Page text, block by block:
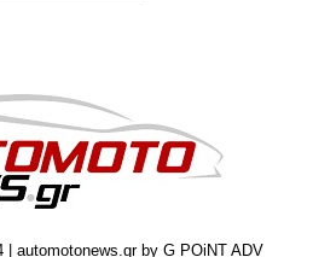
automotonews.gr by G POiNT ADV